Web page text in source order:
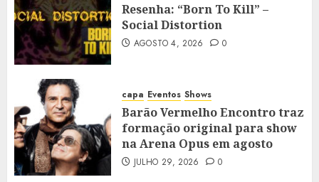
Resenha: “Born To Kill” –
Social Distortion
AGOSTO 4, 2026 0
capa Eventos Shows
Barão Vermelho Encontro traz
formação original para show
na Arena Opus em agosto
JULHO 29, 2026 0